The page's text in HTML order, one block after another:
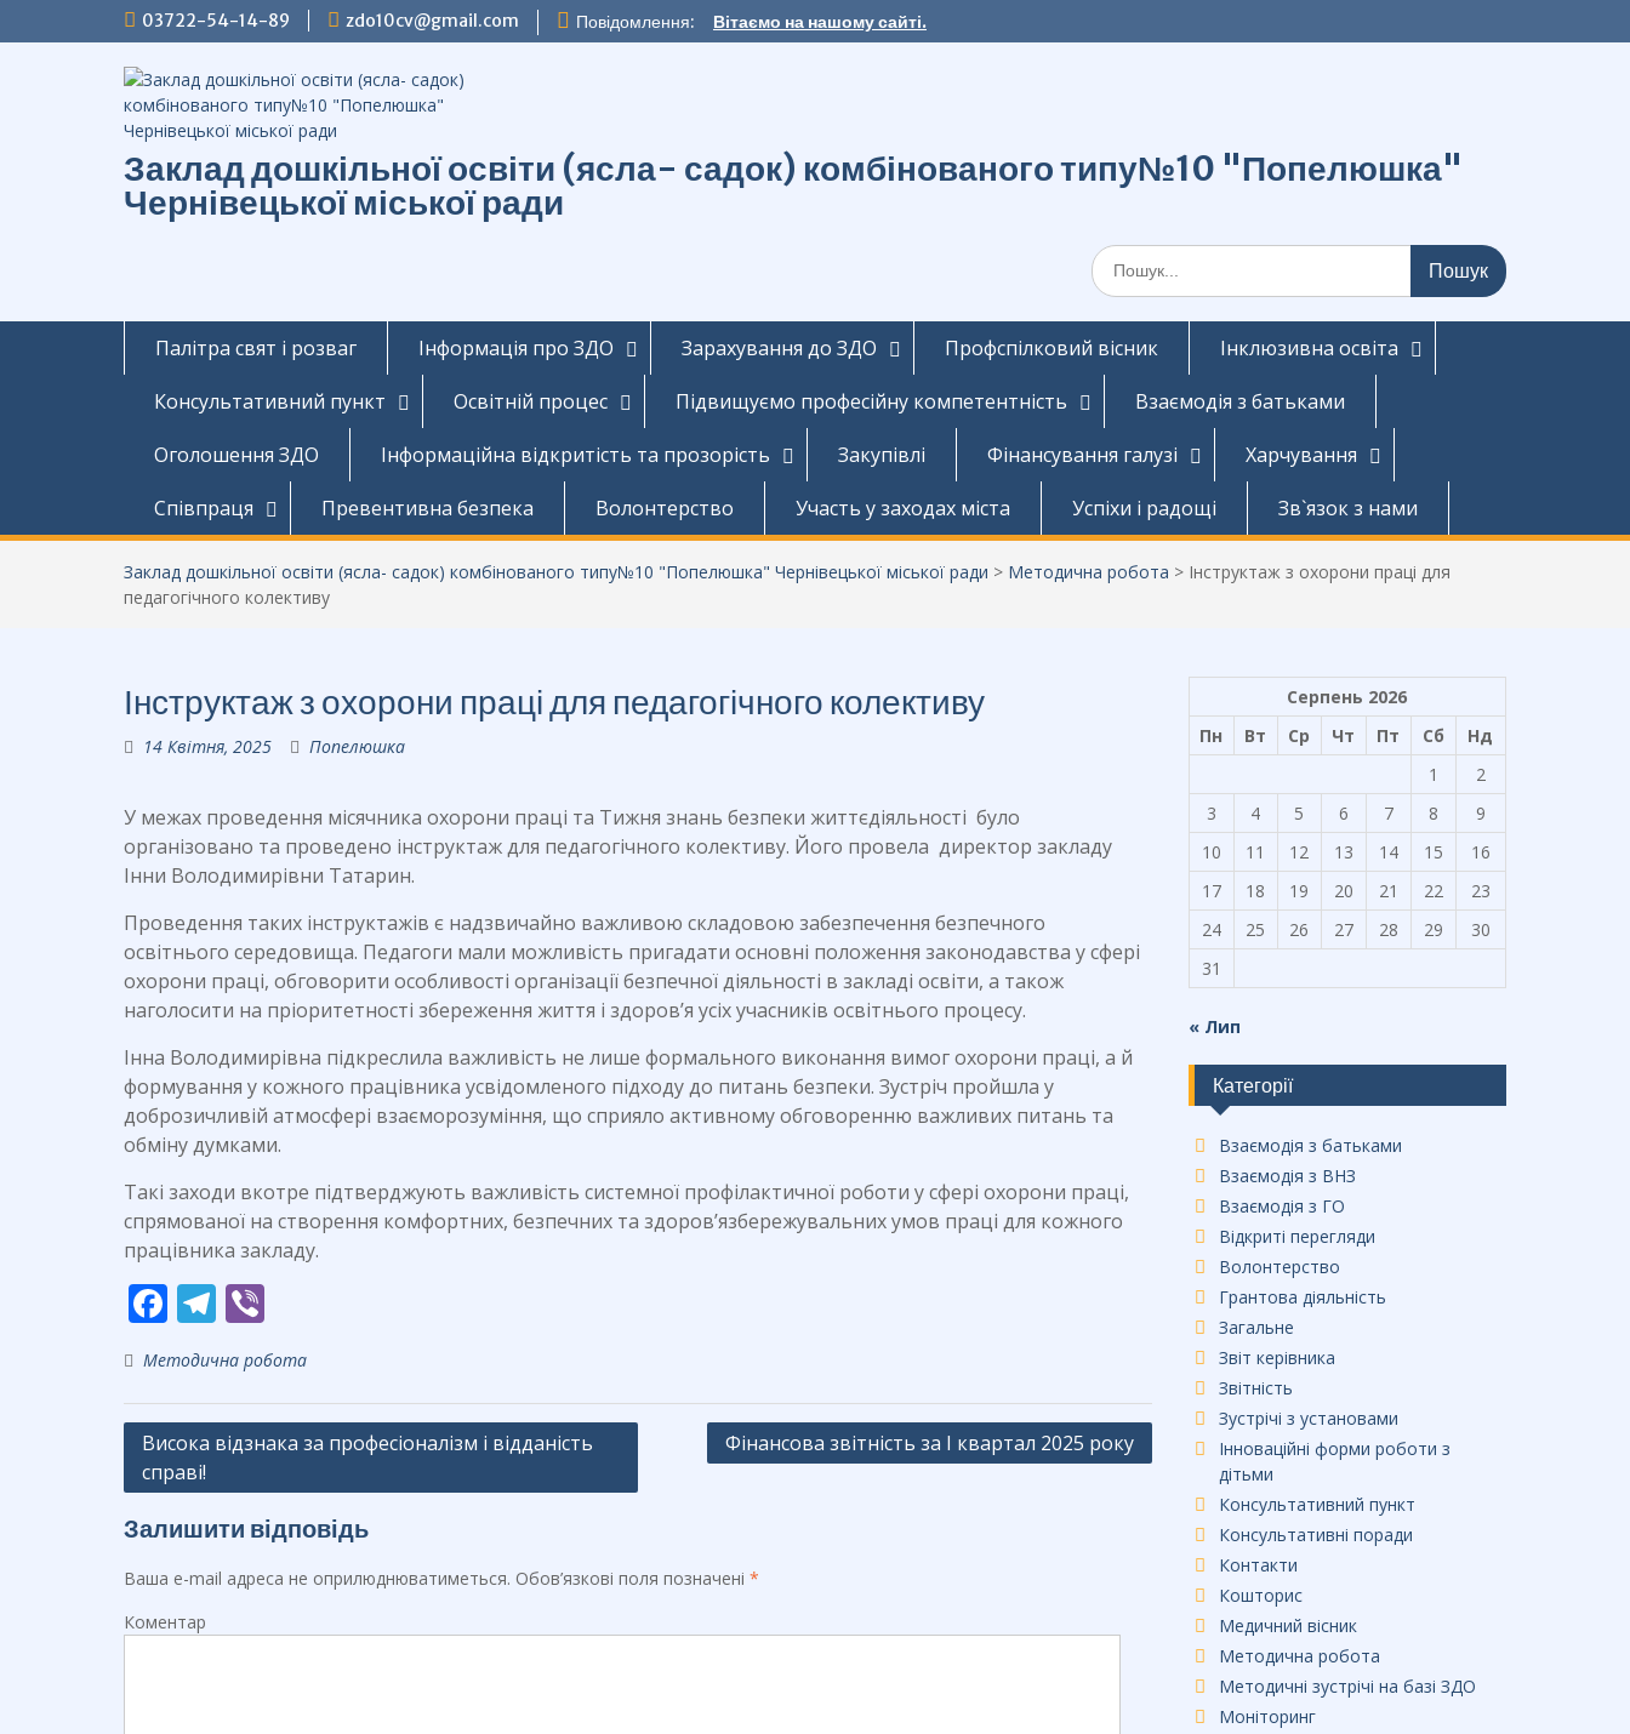
до
03722-54-14-89 zdo10cv@gmail.com Повідомлення: Вітаємо на нашому сайті.
Заклад дошкільної освіти (ясла- садок) комбінованого типу№10 "Попелюшка"
Чернівецької міської ради
Шукати:
Палітра свят і розваг Інформація про ЗДО Зарахування до ЗДО Профспілковий вісник
Інклюзивна освіта
Консультативний пункт
Освітній процес Підвищуємо професійну компетентність
Взаємодія з батьками
Оголошення ЗДО
Інформаційна відкритість та прозорість Закупівлі Фінансування галузі
Харчування
Співпраця
Превентивна безпека Волонтерство Участь у заходах міста Успіхи і радощі Зв`язок з нами
Заклад дошкільної освіти (ясла- садок) комбінованого типу№10 "Попелюшка" Чернівецької міської ради > Методична робота > Інструктаж з охорони праці для
педагогічного колективу
Інструктаж з охорони праці для педагогічного колективу
14 Квітня, 2025 Попелюшка
У межах проведення місячника охорони праці та Тижня знань безпеки життєдіяльності було
організовано та проведено інструктаж для педагогічного колективу. Його провела директор закладу
Інни Володимирівни Татарин.
Проведення таких інструктажів є надзвичайно важливою складовою забезпечення безпечного
освітнього середовища. Педагоги мали можливість пригадати основні положення законодавства у сфері
охорони праці, обговорити особливості організації безпечної діяльності в закладі освіти, а також
наголосити на пріоритетності збереження життя і здоров’я усіх учасників освітнього процесу.
Інна Володимирівна підкреслила важливість не лише формального виконання вимог охорони праці, а й
формування у кожного працівника усвідомленого підходу до питань безпеки. Зустріч пройшла у
доброзичливій атмосфері взаєморозуміння, що сприяло активному обговоренню важливих питань та
обміну думками.
Такі заходи вкотре підтверджують важливість системної профілактичної роботи у сфері охорони праці,
спрямованої на створення комфортних, безпечних та здоров’язбережувальних умов праці для кожного
працівника закладу.
F
ac
e
b
o
o
k
T
e
gr
a
m
b
er
Методична робота
Навігація
записів
Висока відзнака за професіоналізм і відданість
справі!
Фінансова звітність за І квартал 2025 року
Залишити відповідь
Ваша e-mail адреса не оприлюднюватиметься. Обов’язкові поля позначені *
Коментар
Серпень 2026
Пн
Вт Ср Чт Пт Сб
Нд
1
2
3
4 5 6 7 8
9
10
11 12 13 14 15
16
17
18 19 20 21 22
23
24
25 26 27 28 29
30
31
« Лип
Категорії
Взаємодія з батьками
Взаємодія з ВНЗ
Взаємодія з ГО
Відкриті перегляди
Волонтерство
Грантова діяльність
Загальне
Звіт керівника
Звітність
Зустрічі з установами
Інноваційні форми роботи з
дітьми
Консультативний пункт
Консультативні поради
Контакти
Кошторис
Медичний вісник
Методична робота
Методичні зустрічі на базі ЗДО
Моніторинг